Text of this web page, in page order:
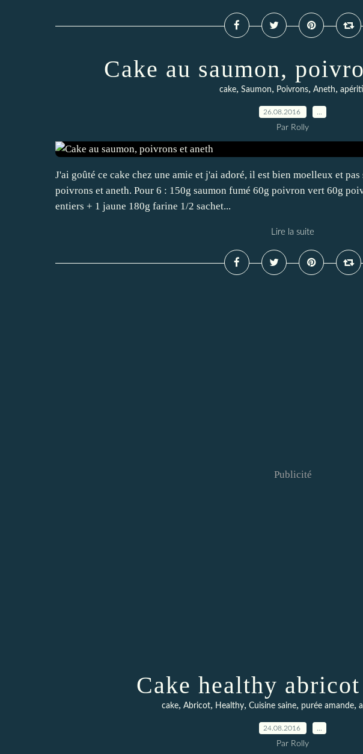
Cake au saumon,
cake, Saumon, Poivrons, Aneth,
26.08.2016
Par Rolly
J'ai goûté ce cake chez une amie et j'ai adoré, il est bien moelleux et
poivrons et aneth. Pour 6 : 150g saumon fumé 60g poivron vert 60g
entiers + 1 jaune 180g farine 1/2 sachet...
Lire la suite
Publicité
Cake healthy abricot
cake, Abricot, Healthy, Cuisine saine, purée amande,
24.08.2016
Par Rolly